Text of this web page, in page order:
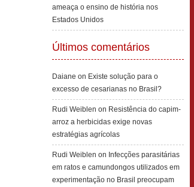
ameaça o ensino de história nos
Estados Unidos
Últimos comentários
Daiane on Existe solução para o
excesso de cesarianas no Brasil?
Rudi Weiblen on Resistência do capim-
arroz a herbicidas exige novas
estratégias agrícolas
Rudi Weiblen on Infecções parasitárias
em ratos e camundongos utilizados em
experimentação no Brasil preocupam